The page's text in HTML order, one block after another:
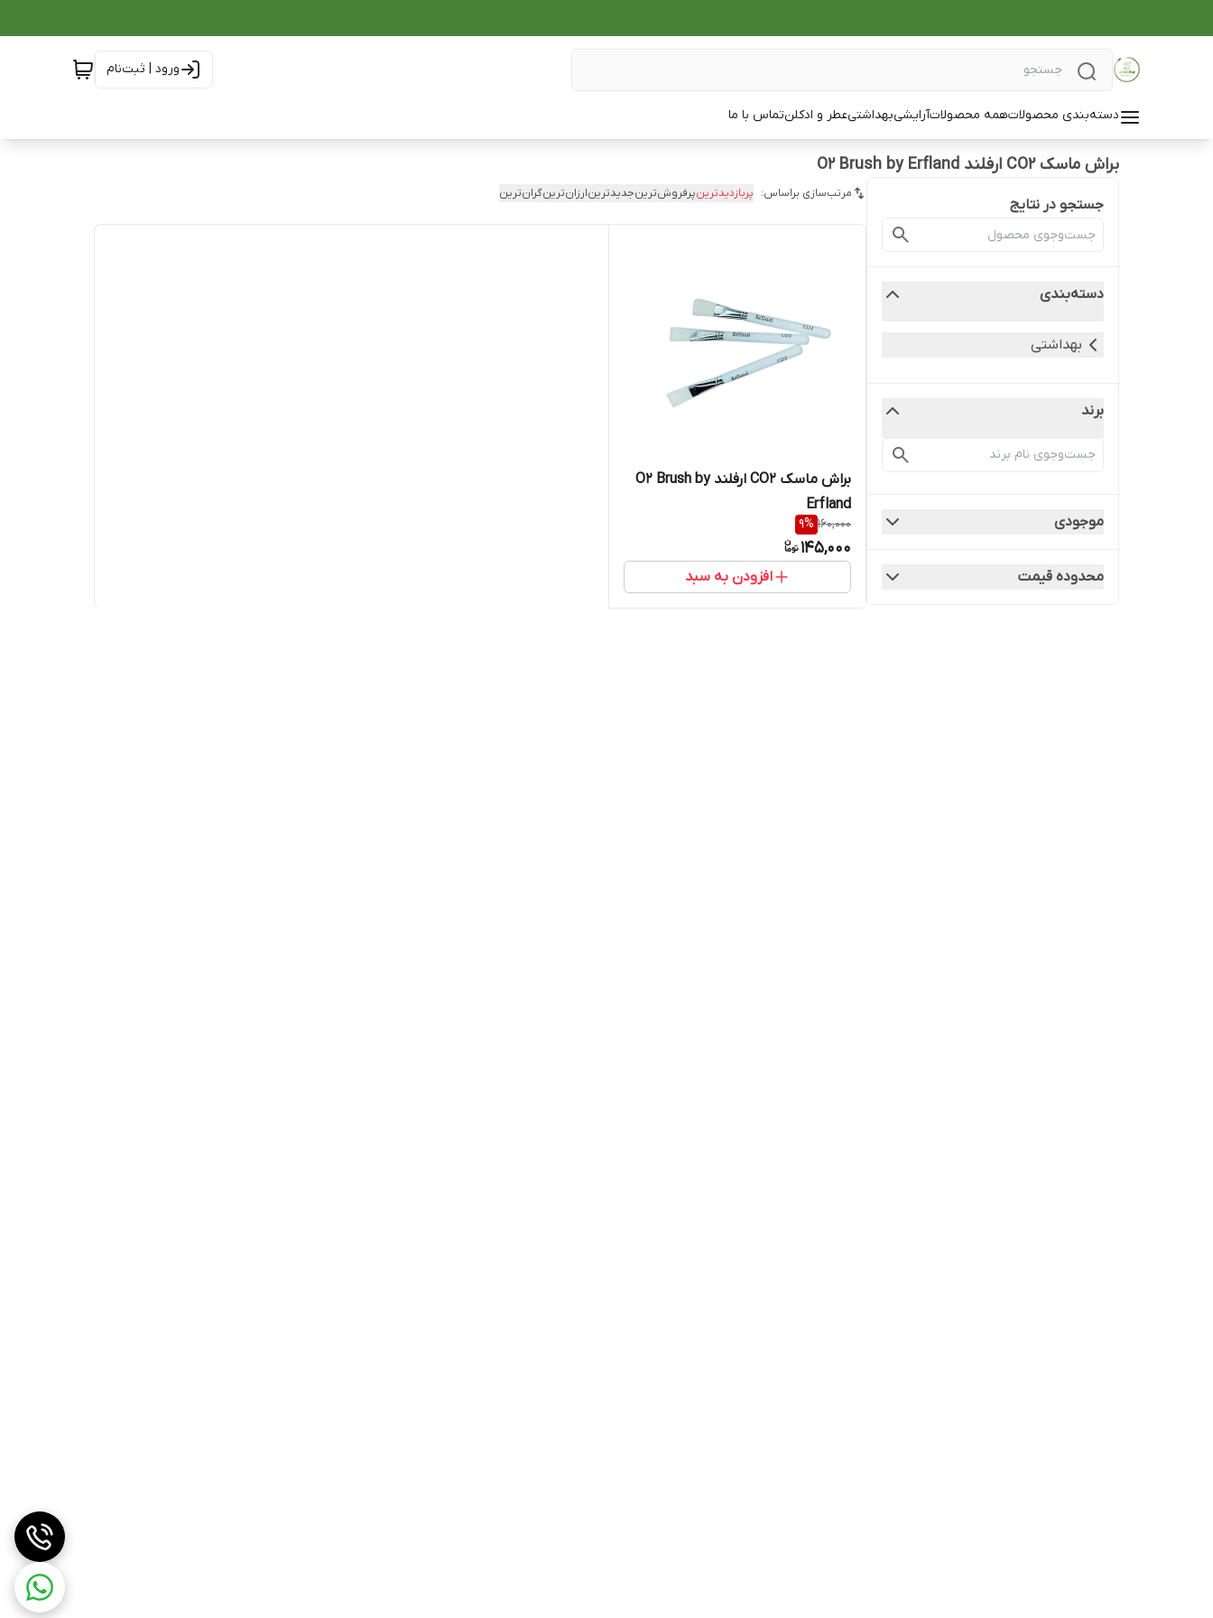
ورود | ثبت‌نام
دسته‌بندی محصولاتهمه محصولاتآرایشیبهداشتیعطر و ادکلنتماس با ما
براش ماسک CO2 ارفلند O2 Brush by Erfland
جستجو در نتایج
دسته‌بندی
بهداشتی
برند
موجودی
محدوده قیمت
مرتب‌سازی براساس: پربازدیدترینپرفروش‌ترینجدیدترینارزان‌ترینگران‌ترین
براش ماسک CO2 ارفلند O2 Brush by
Erfland
160,000
9%
145,000
افزودن به سبد